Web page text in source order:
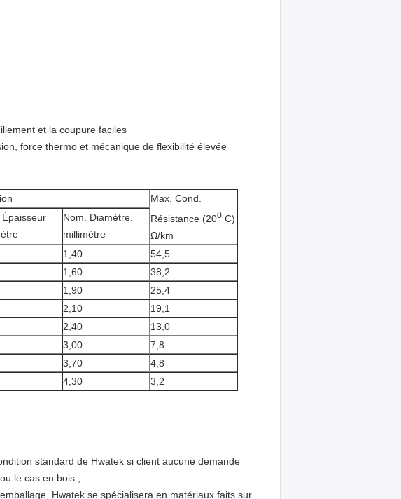
et la coupure faciles
force thermo et mécanique de flexibilité élevée
Max. Cond.
Résistance (200C)
Ω/km
Épaisseur
Nom. Diamètre.
millimètre
1,40
54,5
1,60
38,2
1,90
25,4
2,10
19,1
2,40
13,0
3,00
7,8
3,70
4,8
4,30
3,2
standard de Hwatek si client aucune demande
le cas en bois ;
Hwatek se spécialisera en matériaux faits sur